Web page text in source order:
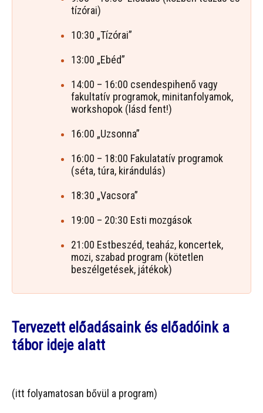
tízórai)
10:30 „Tízórai”
13:00 „Ebéd”
14:00 – 16:00 csendespihenő vagy
fakultatív programok, minitanfolyamok,
workshopok (lásd fent!)
16:00 „Uzsonna”
16:00 – 18:00 Fakulatatív programok
(séta, túra, kirándulás)
18:30 „Vacsora”
19:00 – 20:30 Esti mozgások
21:00 Estbeszéd, teaház, koncertek,
mozi, szabad program (kötetlen
beszélgetések, játékok)
Tervezett előadásaink és előadóink a
tábor ideje alatt
(itt folyamatosan bővül a program)